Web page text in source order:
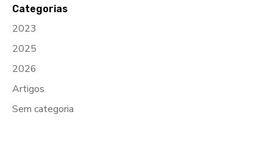
Categorias
2023
2025
2026
Artigos
Sem categoria